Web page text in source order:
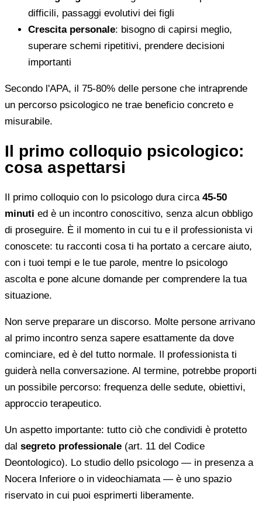
difficili, passaggi evolutivi dei figli
Crescita personale: bisogno di capirsi meglio,
superare schemi ripetitivi, prendere decisioni
importanti
Secondo l'APA, il 75-80% delle persone che intraprende
un percorso psicologico ne trae beneficio concreto e
misurabile.
Il primo colloquio psicologico:
cosa aspettarsi
Il primo colloquio con lo psicologo dura circa 45-50
minuti ed è un incontro conoscitivo, senza alcun obbligo
di proseguire. È il momento in cui tu e il professionista vi
conoscete: tu racconti cosa ti ha portato a cercare aiuto,
con i tuoi tempi e le tue parole, mentre lo psicologo
ascolta e pone alcune domande per comprendere la tua
situazione.
Non serve preparare un discorso. Molte persone arrivano
al primo incontro senza sapere esattamente da dove
cominciare, ed è del tutto normale. Il professionista ti
guiderà nella conversazione. Al termine, potrebbe proporti
un possibile percorso: frequenza delle sedute, obiettivi,
approccio terapeutico.
Un aspetto importante: tutto ciò che condividi è protetto
dal segreto professionale (art. 11 del Codice
Deontologico). Lo studio dello psicologo — in presenza a
Nocera Inferiore o in videochiamata — è uno spazio
riservato in cui puoi esprimerti liberamente.